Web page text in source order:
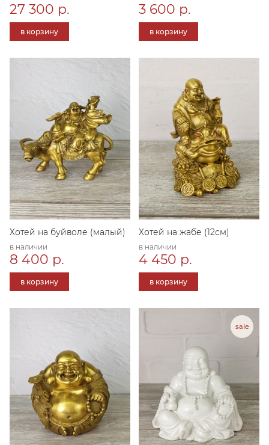
27 300 р.
в корзину
3 600 р.
в корзину
Хотей на буйволе (малый)
в наличии
8 400 р.
в корзину
Хотей на жабе (12см)
в наличии
4 450 р.
в корзину